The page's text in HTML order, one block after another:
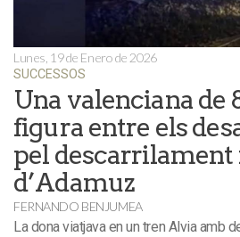
Lunes, 19 de Enero de 2026
SUCCESSOS
Una valenciana de
figura entre els
pel
d’Adamuz
FERNANDO BENJUMEA
La dona viatjava en un tren Alvia amb